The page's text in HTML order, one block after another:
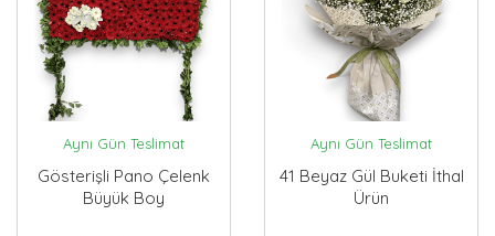
Aynı Gün Teslimat
Gösterişli Pano Çelenk
Büyük Boy
Aynı Gün Teslimat
41 Beyaz Gül Buketi İthal
Ürün